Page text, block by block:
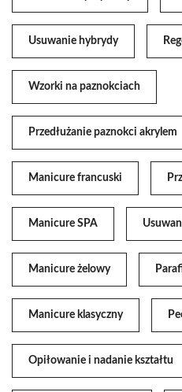
Usuwanie hybrydy
Wzorki na paznokciach
Przedłużanie paznokci akrylem
Manicure francuski
Manicure SPA
Manicure żelowy
Manicure klasyczny
Opiłowanie i nadanie kształtu